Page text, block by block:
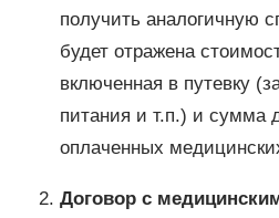
получить аналогичную
будет отражена
включенная в путевку
питания и т.п.) и сумма
оплаченных
Договор с